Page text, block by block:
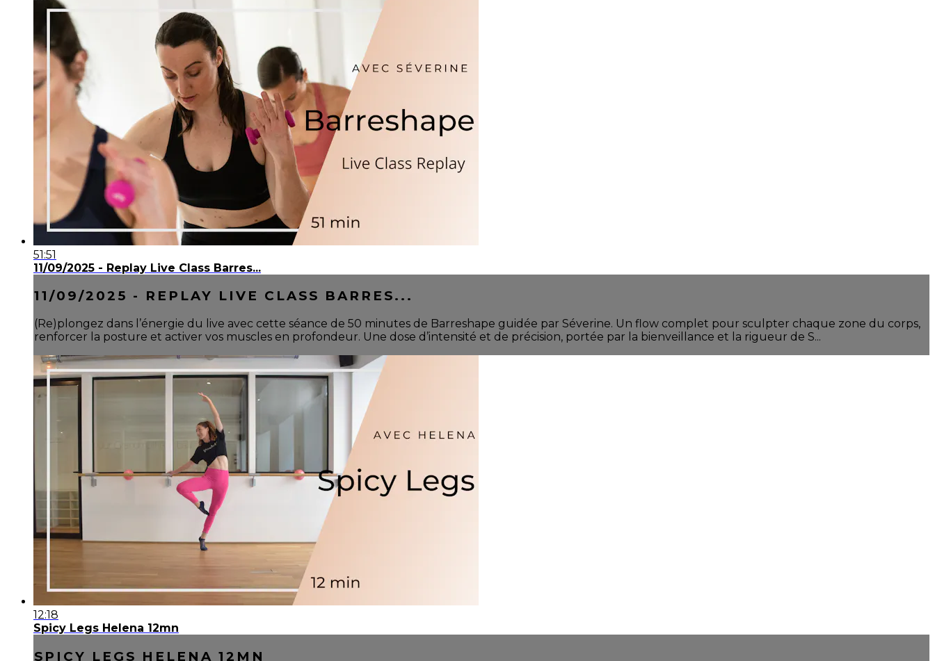
51:51
11/09/2025 - Replay Live Class Barres...
11/09/2025 - REPLAY LIVE CLASS BARRES...
(Re)plongez dans l’énergie du live avec cette séance de 50 minutes de Barreshape guidée par Séverine. Un flow complet pour sculpter chaque zone du corps,
renforcer la posture et activer vos muscles en profondeur. Une dose d’intensité et de précision, portée par la bienveillance et la rigueur de S...
12:18
Spicy Legs Helena 12mn
SPICY LEGS HELENA 12MN